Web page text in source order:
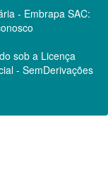
- Embrapa SAC:
sob a Licença
- SemDerivações